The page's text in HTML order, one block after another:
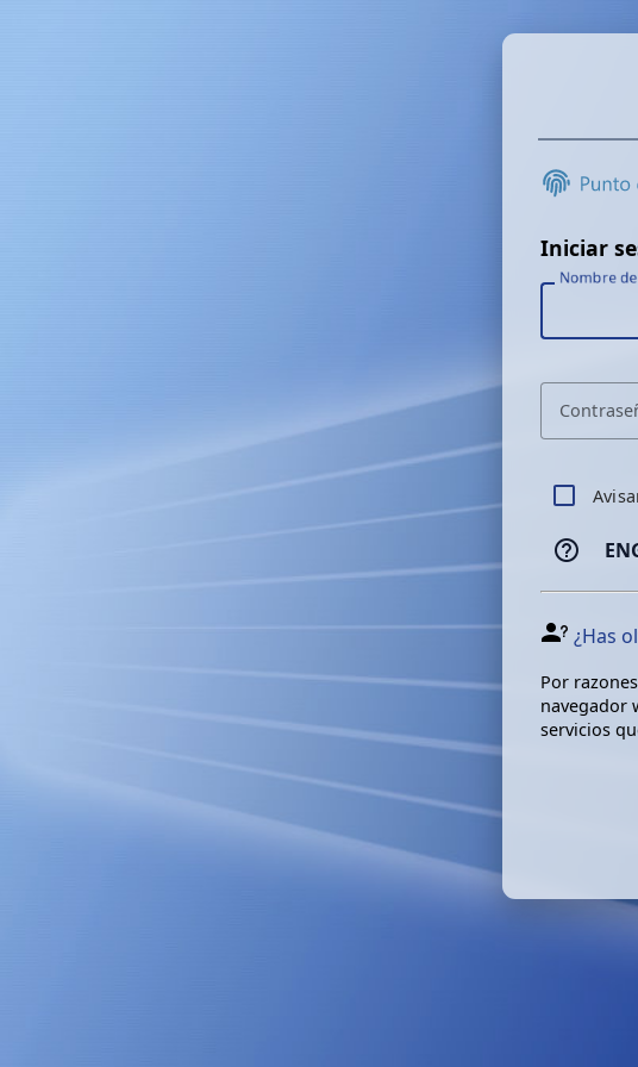
Iniciar
Nombre de
C
A
¿Has
Por
navegador
servicios